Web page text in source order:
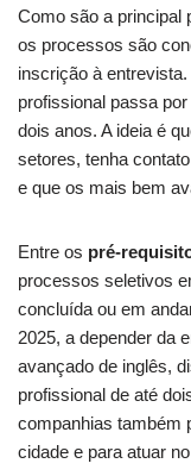
Como são a principal
os processos são
inscrição à
profissional passa
dois anos. A ideia é
setores, tenha
e que os mais bem
Entre os pré-
processos seletivos
concluída ou em
2025, a depender da
avançado de inglês,
profissional de até
companhias também
cidade e para atuar